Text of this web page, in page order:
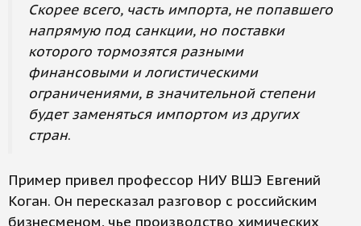
Скорее всего, часть импорта, не попавшего
напрямую под санкции, но поставки
которого тормозятся разными
финансовыми и логистическими
ограничениями, в значительной степени
будет заменяться импортом из других
стран.
Пример привел профессор НИУ ВШЭ Евгений
Коган. Он пересказал разговор с российским
бизнесменом, чье производство химических